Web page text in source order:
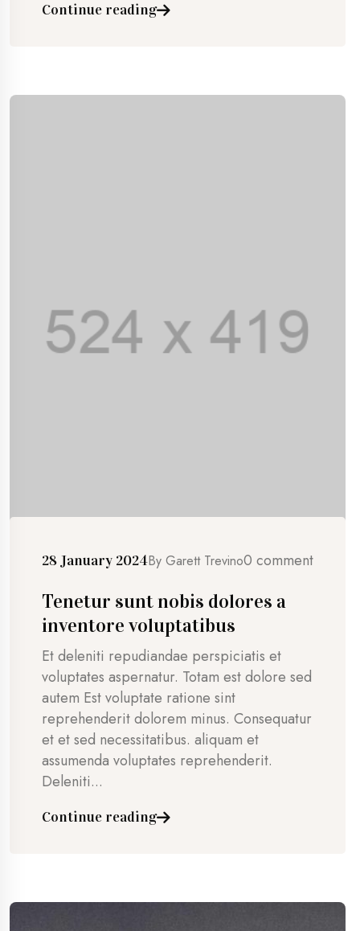
Continue reading
28 January 2024By Garett Trevino0 comment
Tenetur sunt nobis dolores a
inventore voluptatibus
Et deleniti repudiandae perspiciatis et
voluptates aspernatur. Totam est dolore sed
autem Est voluptate ratione sint
reprehenderit dolorem minus. Consequatur
et et sed necessitatibus. aliquam et
assumenda voluptates reprehenderit.
Deleniti...
Continue reading